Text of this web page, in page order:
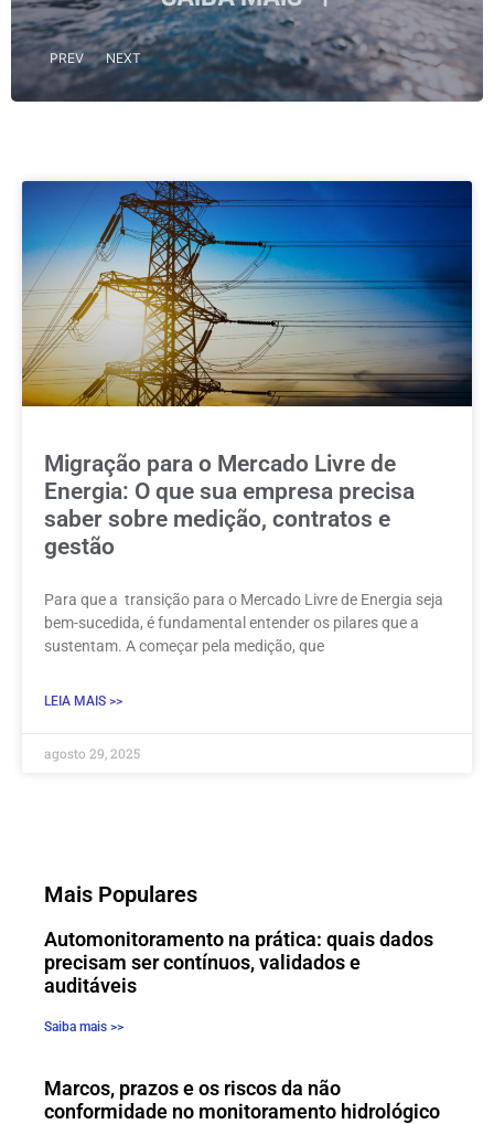
PREV NEXT
Migração para o Mercado Livre de
Energia: O que sua empresa precisa
saber sobre medição, contratos e
gestão
Para que a transição para o Mercado Livre de Energia seja
bem-sucedida, é fundamental entender os pilares que a
sustentam. A começar pela medição, que
LEIA MAIS >>
agosto 29, 2025
Mais Populares
Automonitoramento na prática: quais dados
precisam ser contínuos, validados e
auditáveis
Saiba mais >>
Marcos, prazos e os riscos da não
conformidade no monitoramento hidrológico